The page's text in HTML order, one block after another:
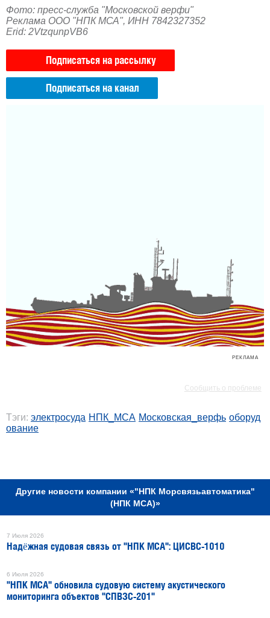
Фото: пресс-служба "Московской верфи"
Реклама ООО "НПК МСА", ИНН 7842327352
Erid: 2VtzqunpVB6
Подписаться на рассылку
Подписаться на канал
РЕКЛАМА
Сообщить о проблеме
Тэги: электросуда НПК_МСА Московская_верфь оборуд
ование
Другие новости компании «"НПК Морсвязьавтоматика"
(НПК МСА)»
7 Июля 2026
Надёжная судовая связь от "НПК МСА": ЦИСВС-1010
6 Июля 2026
"НПК МСА" обновила судовую систему акустического
мониторинга объектов "СПВЗС-201"